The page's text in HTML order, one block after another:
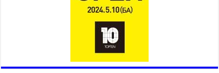
Үндэсний их баяр наадмын шагайн харваа
насанд хүрэгчдийн багийн харваагаар
Үндэсний их баяр наадмын хүчит бөхийн
2026 оны 7 сар 15 / 10 цаг 46 минут